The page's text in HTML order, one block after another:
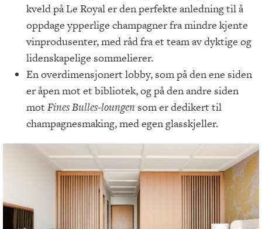
kveld på Le Royal er den perfekte anledning til å
oppdage ypperlige champagner fra mindre kjente
vinprodusenter, med råd fra et team av dyktige og
lidenskapelige sommelierer.
En overdimensjonert lobby, som på den ene siden
er åpen mot et bibliotek, og på den andre siden
mot Fines Bulles-loungen som er dedikert til
champagnesmaking, med egen glasskjeller.